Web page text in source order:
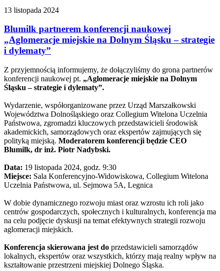
13 listopada 2024
Blumilk partnerem konferencji naukowej
„Aglomeracje miejskie na Dolnym Śląsku – strategie
i dylematy”
Z przyjemnością informujemy, że dołączyliśmy do grona partnerów
konferencji naukowej pt. „Aglomeracje miejskie na Dolnym
Śląsku – strategie i dylematy”.
Wydarzenie, współorganizowane przez Urząd Marszałkowski
Województwa Dolnośląskiego oraz Collegium Witelona Uczelnia
Państwowa, zgromadzi kluczowych przedstawicieli środowisk
akademickich, samorządowych oraz ekspertów zajmujących się
polityką miejską. Moderatorem konferencji będzie CEO
Blumilk, dr inż. Piotr Nadybski.
Data: 19 listopada 2024, godz. 9:30
Miejsce: Sala Konferencyjno-Widowiskowa, Collegium Witelona
Uczelnia Państwowa, ul. Sejmowa 5A, Legnica
W dobie dynamicznego rozwoju miast oraz wzrostu ich roli jako
centrów gospodarczych, społecznych i kulturalnych, konferencja ma
na celu podjęcie dyskusji na temat efektywnych strategii rozwoju
aglomeracji miejskich.
Konferencja skierowana jest do przedstawicieli samorządów
lokalnych, ekspertów oraz wszystkich, którzy mają realny wpływ na
kształtowanie przestrzeni miejskiej Dolnego Śląska.